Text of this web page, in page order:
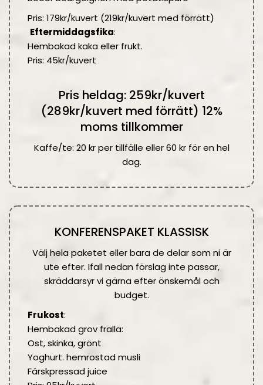
Pris: 179kr/kuvert (219kr/kuvert med förrätt)
Eftermiddagsfika:
Hembakad kaka eller frukt.
Pris: 45kr/kuvert
Pris heldag: 259kr/kuvert
(289kr/kuvert med förrätt) 12%
moms tillkommer
Kaffe/te: 20 kr per tillfälle eller 60 kr för en hel
dag.
KONFERENSPAKET KLASSISK
Välj hela paketet eller bara de delar som ni är
ute efter. Ifall nedan förslag inte passar,
skräddarsyr vi gärna efter önskemål och
budget.
Frukost:
Hembakad grov fralla:
Ost, skinka, grönt
Yoghurt. hemrostad musli
Färskpressad juice